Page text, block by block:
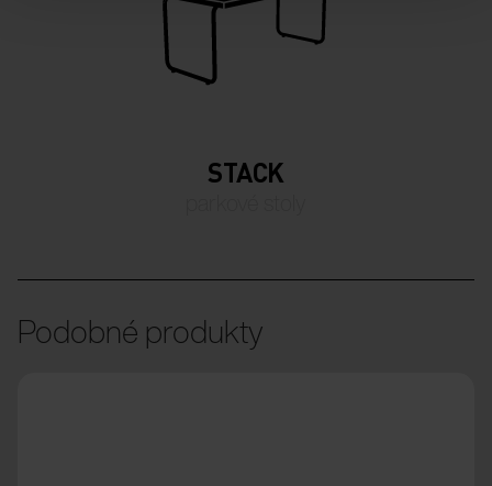
STACK
Podobné produkty